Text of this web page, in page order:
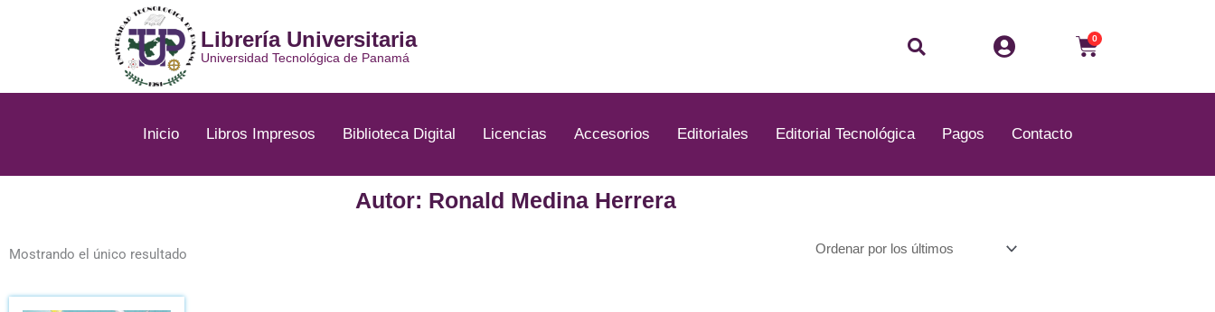
Librería Universitaria
Universidad Tecnológica de Panamá Buscar 0
Carrito
Inicio Libros Impresos Biblioteca Digital Licencias Accesorios Editoriales Editorial Tecnológica Pagos Contacto
Autor: Ronald Medina Herrera
Mostrando el único resultado